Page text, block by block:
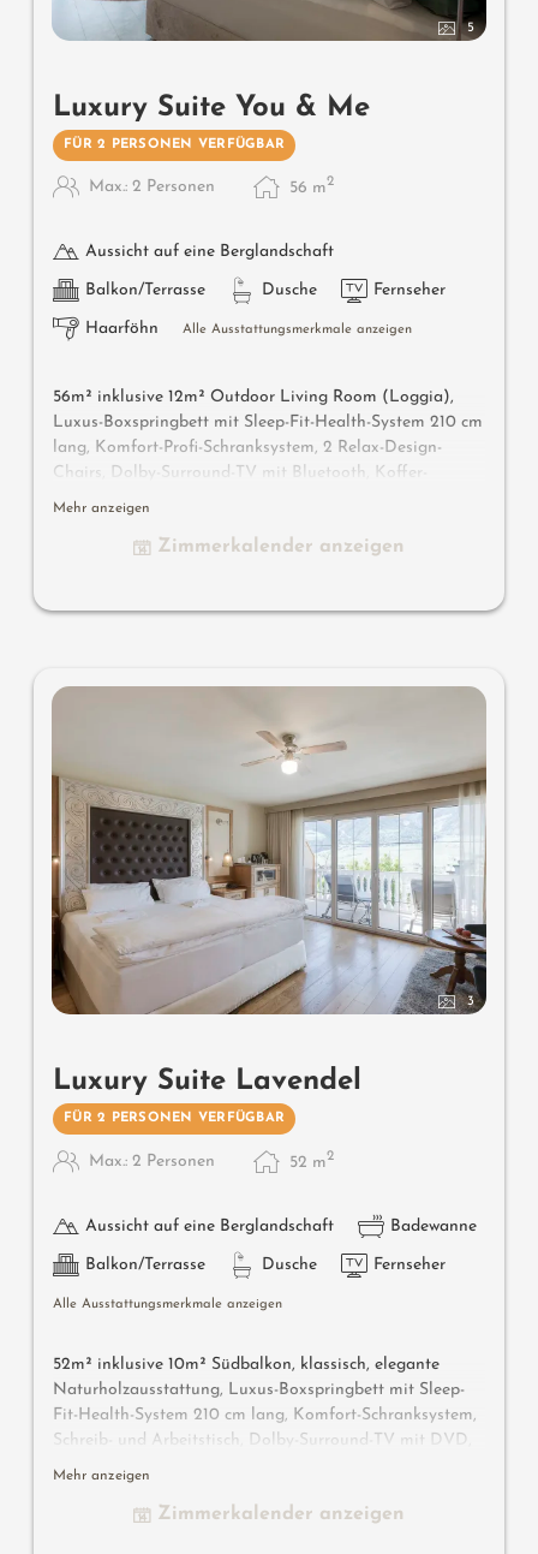
5
Luxury Suite You & Me
FÜR 2 PERSONEN VERFÜGBAR
Max.: 2 Personen 56 m2
Aussicht auf eine Berglandschaft
Balkon/Terrasse Dusche Fernseher
Haarföhn Alle Ausstattungsmerkmale anzeigen
56m² inklusive 12m² Outdoor Living Room (Loggia),
Luxus-Boxspringbett mit Sleep-Fit-Health-System 210 cm
lang, Komfort-Profi-Schranksystem, 2 Relax-Design-
Chairs, Dolby-Surround-TV mit Bluetooth, Koffer-
Designbar mit Wein-, Nespresso- & Teedesk, Design-
getrennter Waschtisch für Sie & Ihn, WC und Bidet
Mehr anzeigen
Zimmerkalender anzeigen
3
Luxury Suite Lavendel
FÜR 2 PERSONEN VERFÜGBAR
Max.: 2 Personen 52 m2
Aussicht auf eine Berglandschaft Badewanne
Balkon/Terrasse Dusche Fernseher
Alle Ausstattungsmerkmale anzeigen
52m² inklusive 10m² Südbalkon, klassisch, elegante
Naturholzausstattung, Luxus-Boxspringbett mit Sleep-
Fit-Health-System 210 cm lang, Komfort-Schranksystem,
Schreib- und Arbeitstisch, Dolby-Surround-TV mit DVD,
Small-Bar mit Wein-, Nespresso- & Teedesk, großzügiges
Badewanne, Nobel-Waschtisch, WC und Bidet getrennt,
Mehr anzeigen
Zimmerkalender anzeigen